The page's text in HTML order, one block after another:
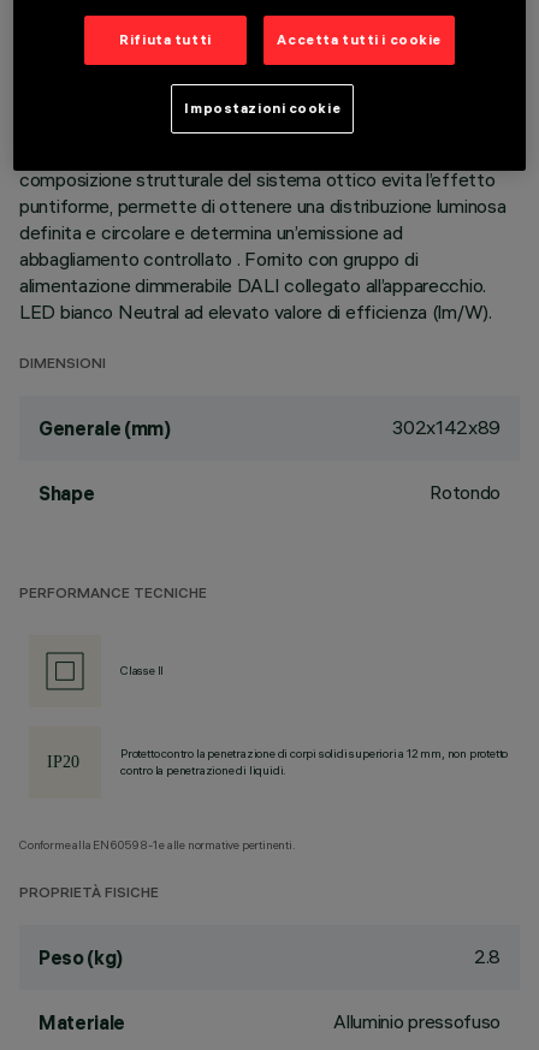
perimetrale di battuta. I due elementi lineari a 10 celle
luminose, realizzati in alluminio pressofuso e direzionabili
possibilità di orientamento basculante +/- 30°. Ottiche ad
alta definizione in termoplastico metallizzato, integrate in
composizione strutturale del sistema ottico evita l’effetto
puntiforme, permette di ottenere una distribuzione luminosa
definita e circolare e determina un’emissione ad
abbagliamento controllato . Fornito con gruppo di
alimentazione dimmerabile DALI collegato all’apparecchio.
LED bianco Neutral ad elevato valore di efficienza (lm/W).
DIMENSIONI
Generale (mm) 302x142x89
Shape Rotondo
PERFORMANCE TECNICHE
Classe II
Protetto contro la penetrazione di corpi solidi superiori a 12 mm, non protetto
contro la penetrazione di liquidi.
Conforme alla EN60598-1 e alle normative pertinenti.
PROPRIETÀ FISICHE
Peso (kg) 2.8
Materiale Alluminio pressofuso
Rifiuta tutti Accetta tutti i cookie
Impostazioni cookie